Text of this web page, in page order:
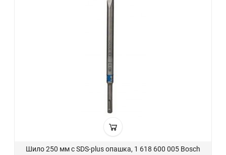
Шило 250 мм с SDS-plus опашка, 1 618 600 005 Bosch